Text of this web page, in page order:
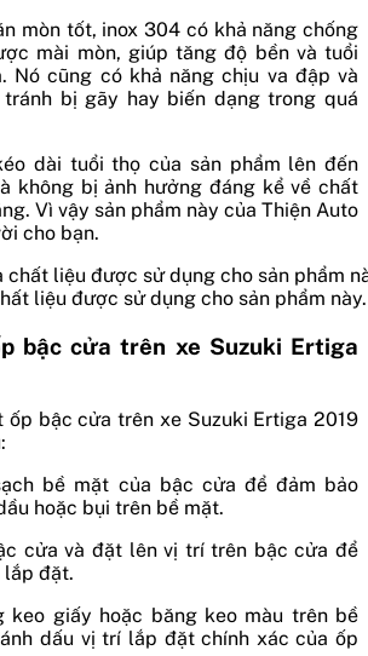
mòn tốt, inox 304 có khả năng chống
mài mòn, giúp tăng độ bền và tuổi
Nó cũng có khả năng chịu va đập và
bị gãy hay biến dạng trong quá
dài tuổi thọ của sản phẩm lên đến
không bị ảnh hưởng đáng kể về chất
Vì vậy sản phẩm này của Thiện Auto
cho bạn.
liệu được sử dụng cho sản phẩm
bậc cửa trên xe Suzuki Ertiga
ốp bậc cửa trên xe Suzuki Ertiga 2019
bề mặt của bậc cửa để đảm bảo
hoặc bụi trên bề mặt.
cửa và đặt lên vị trí trên bậc cửa để
lắp đặt.
keo giấy hoặc băng keo màu trên bề
dấu vị trí lắp đặt chính xác của ốp